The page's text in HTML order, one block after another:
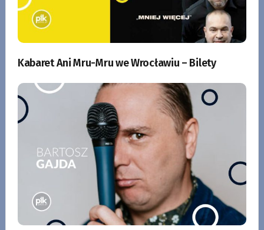
Kabaret Ani Mru-Mru we Wrocławiu – Bilety